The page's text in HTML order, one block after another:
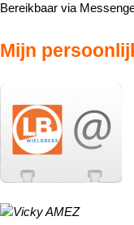
Bereikbaar via
Mijn